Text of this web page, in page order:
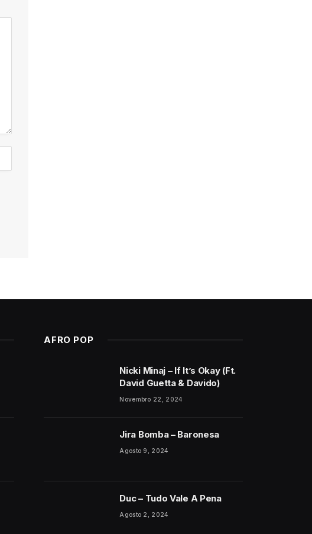
AFRO POP
Nicki Minaj – If It’s Okay (Ft.
David Guetta & Davido)
Novembro 22, 2024
Jira Bomba – Baronesa
Agosto 9, 2024
Duc – Tudo Vale A Pena
Agosto 2, 2024